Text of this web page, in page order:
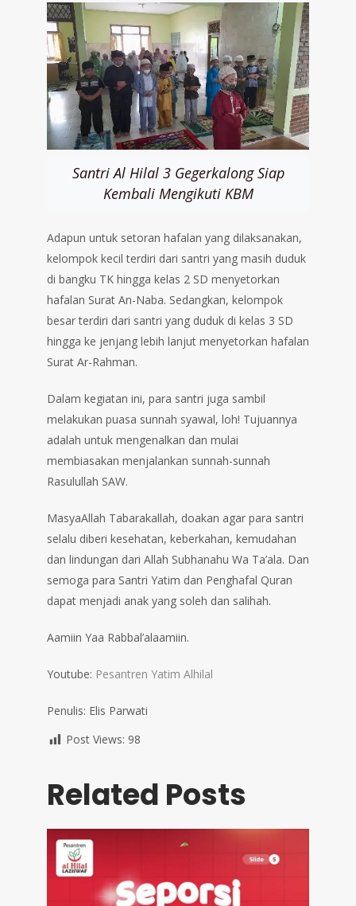
Santri Al Hilal 3 Gegerkalong Siap
Kembali Mengikuti KBM
Adapun untuk setoran hafalan yang dilaksanakan,
kelompok kecil terdiri dari santri yang masih duduk
di bangku TK hingga kelas 2 SD menyetorkan
hafalan Surat An-Naba. Sedangkan, kelompok
besar terdiri dari santri yang duduk di kelas 3 SD
hingga ke jenjang lebih lanjut menyetorkan hafalan
Surat Ar-Rahman.
Dalam kegiatan ini, para santri juga sambil
melakukan puasa sunnah syawal, loh! Tujuannya
adalah untuk mengenalkan dan mulai
membiasakan menjalankan sunnah-sunnah
Rasulullah SAW.
MasyaAllah Tabarakallah, doakan agar para santri
selalu diberi kesehatan, keberkahan, kemudahan
dan lindungan dari Allah Subhanahu Wa Ta’ala. Dan
semoga para Santri Yatim dan Penghafal Quran
dapat menjadi anak yang soleh dan salihah.
Aamiin Yaa Rabbal’alaamiin.
Youtube: Pesantren Yatim Alhilal
Penulis: Elis Parwati
Post Views: 98
Related Posts